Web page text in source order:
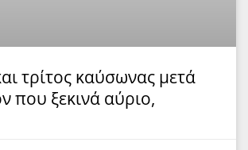
τρίτος καύσωνας μετά
που ξεκινά αύριο,